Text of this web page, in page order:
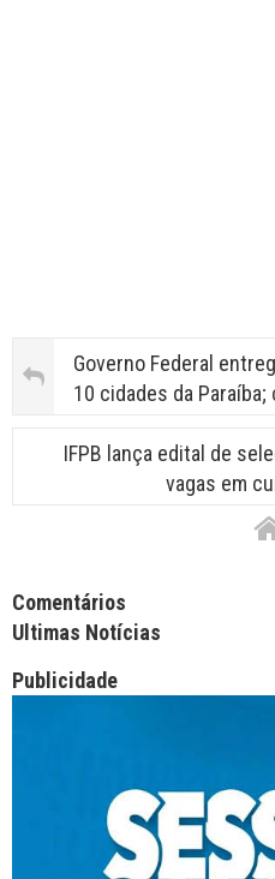
Governo Federal
10 cidades da Paraíba;
IFPB lança edital de
vagas em
Facebook Comments
Comentários
Ultimas Notícias
Publicidade